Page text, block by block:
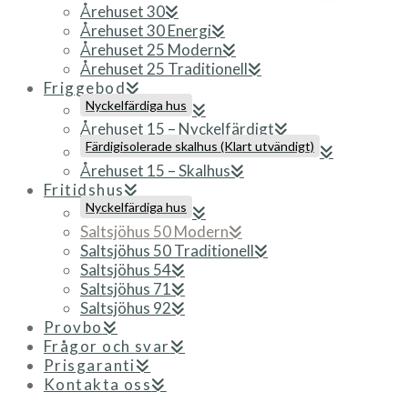
Årehuset 30
Årehuset 30 Energi
Årehuset 25 Modern
Årehuset 25 Traditionell
Friggebod
Nyckelfärdiga hus
Årehuset 15 – Nyckelfärdigt
Färdigisolerade skalhus (Klart utvändigt)
Årehuset 15 – Skalhus
Fritidshus
Nyckelfärdiga hus
Saltsjöhus 50 Modern
Saltsjöhus 50 Traditionell
Saltsjöhus 54
Saltsjöhus 71
Saltsjöhus 92
Provbo
Frågor och svar
Prisgaranti
Kontakta oss